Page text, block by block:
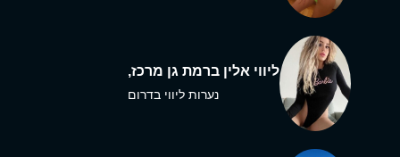
ליווי אלין ברמת גן מרכז,
נערות ליווי בדרום